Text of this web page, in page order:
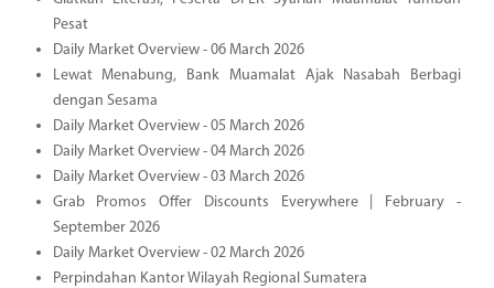
Pesat
Daily Market Overview - 06 March 2026
Lewat Menabung, Bank Muamalat Ajak Nasabah Berbagi
dengan Sesama
Daily Market Overview - 05 March 2026
Daily Market Overview - 04 March 2026
Daily Market Overview - 03 March 2026
Grab Promos Offer Discounts Everywhere | February -
September 2026
Daily Market Overview - 02 March 2026
Perpindahan Kantor Wilayah Regional Sumatera